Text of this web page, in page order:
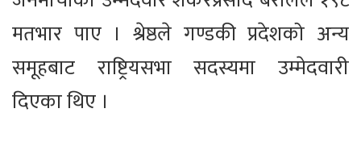
मतभार पाए । श्रेष्ठले गण्डकी प्रदेशको अन्य
समूहबाट राष्ट्रियसभा सदस्यमा उम्मेदवारी
दिएका थिए ।